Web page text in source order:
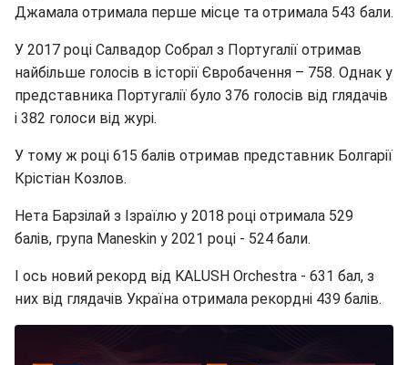
Джамала отримала перше місце та отримала 543 бали.
У 2017 році Салвадор Собрал з Португалії отримав
найбільше голосів в історії Євробачення – 758. Однак у
представника Португалії було 376 голосів від глядачів
і 382 голоси від журі.
У тому ж році 615 балів отримав представник Болгарії
Крістіан Козлов.
Нета Барзілай з Ізраїлю у 2018 році отримала 529
балів, група Maneskin у 2021 році - 524 бали.
І ось новий рекорд від KALUSH Orchestra - 631 бал, з
них від глядачів Україна отримала рекордні 439 балів.